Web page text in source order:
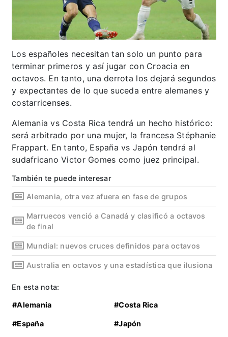
Los españoles necesitan tan solo un punto para
terminar primeros y así jugar con Croacia en
octavos. En tanto, una derrota los dejará segundos
y expectantes de lo que suceda entre alemanes y
costarricenses.
Alemania vs Costa Rica tendrá un hecho histórico:
será arbitrado por una mujer, la francesa Stéphanie
Frappart. En tanto, España vs Japón tendrá al
sudafricano Victor Gomes como juez principal.
También te puede interesar
Alemania, otra vez afuera en fase de grupos
Marruecos venció a Canadá y clasificó a octavos
de final
Mundial: nuevos cruces definidos para octavos
Australia en octavos y una estadística que ilusiona
En esta nota:
#Alemania #Costa Rica
#España #Japón